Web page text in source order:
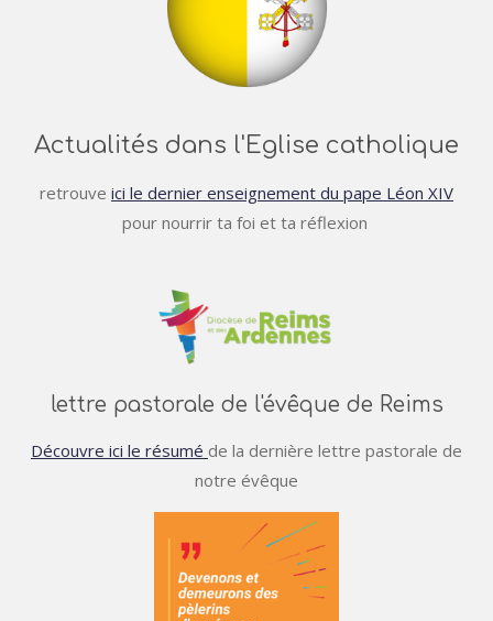
Actualités dans l'Eglise catholique
retrouve ici le dernier enseignement du pape Léon XIV
pour nourrir ta foi et ta réflexion
lettre pastorale de l'évêque de Reims
Découvre ici le résumé de la dernière lettre pastorale de
notre évêque